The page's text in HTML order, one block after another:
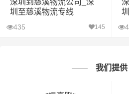
圳至慈溪物流专线
435 145
我们提供